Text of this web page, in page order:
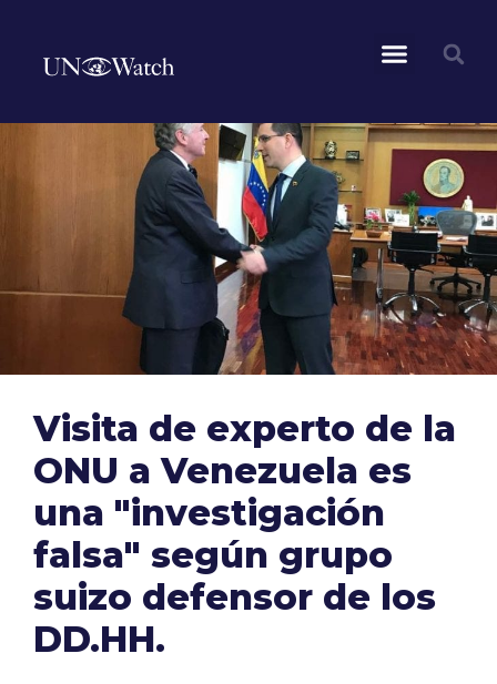
Visita de experto de la
ONU a Venezuela es
una "investigación
falsa" según grupo
suizo defensor de los
DD.HH.